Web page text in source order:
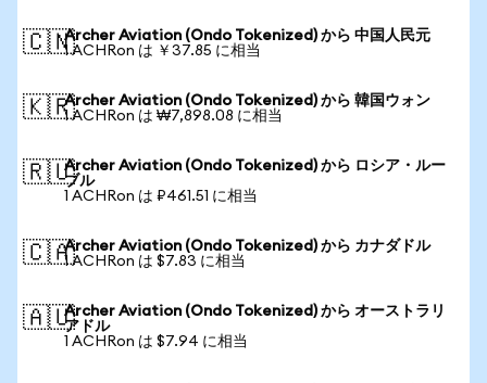
🇨🇳Archer Aviation (Ondo Tokenized) から 中国人民元
1 ACHRon は ￥37.85 に相当
🇰🇷Archer Aviation (Ondo Tokenized) から 韓国ウォン
1 ACHRon は ₩7,898.08 に相当
🇷🇺Archer Aviation (Ondo Tokenized) から ロシア・ルー
ブル
1 ACHRon は ₽461.51 に相当
🇨🇦Archer Aviation (Ondo Tokenized) から カナダドル
1 ACHRon は $7.83 に相当
🇦🇺Archer Aviation (Ondo Tokenized) から オーストラリ
アドル
1 ACHRon は $7.94 に相当